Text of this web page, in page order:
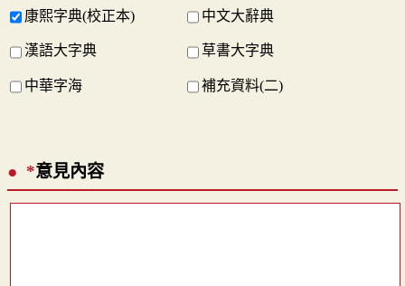
康熙字典(校正本) 中文大辭典
漢語大字典 草書大字典
中華字海 補充資料(二)
*意見內容